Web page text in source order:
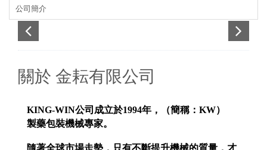
公司簡介
關於 金耘有限公司
KING-WIN公司成立於1994年，（簡稱：KW）
製藥包裝機械專家。
隨著全球市場走勢，只有不斷提升機械的質量，才